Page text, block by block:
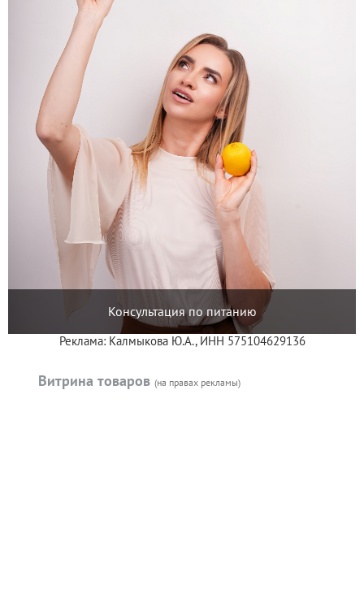
Консультация по питанию
Реклама: Калмыкова Ю.А., ИНН 575104629136
Витрина товаров (на правах рекламы)